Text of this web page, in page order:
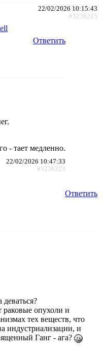
22/02/2026 10:15:43
#3236215
Ответить
- тает медленно.
22/02/2026 10:47:33
#3236223
Ответить
опухоли и
тех веществ, что
индустриализации, и
Ганг - ага?